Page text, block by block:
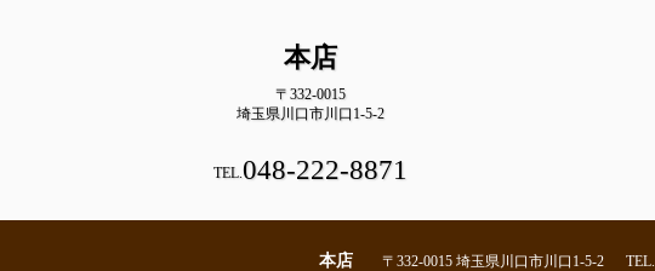
本店
〒332-0015
埼玉県川口市川口1-5-2
TEL.048-222-8871
本店 〒332-0015 埼玉県川口市川口1-5-2 TEL.